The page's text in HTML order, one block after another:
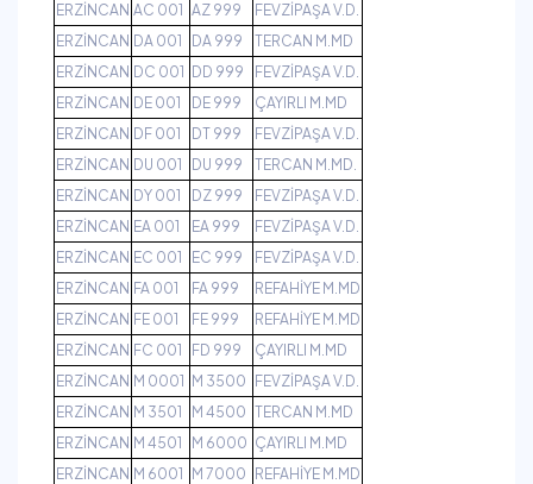
ERZİNCAN AC 001 AZ 999
FEVZİPAŞA V.D.
ERZİNCAN DA 001 DA 999
TERCAN M.MD
ERZİNCAN DC 001 DD 999
FEVZİPAŞA V.D.
ERZİNCAN DE 001 DE 999
ÇAYIRLI M.MD
ERZİNCAN DF 001 DT 999
FEVZİPAŞA V.D.
ERZİNCAN DU 001 DU 999
TERCAN M.MD.
ERZİNCAN DY 001 DZ 999
FEVZİPAŞA V.D.
ERZİNCAN EA 001 EA 999
FEVZİPAŞA V.D.
ERZİNCAN EC 001 EC 999
FEVZİPAŞA V.D.
ERZİNCAN FA 001 FA 999
REFAHİYE M.MD
ERZİNCAN FE 001 FE 999
REFAHİYE M.MD
ERZİNCAN FC 001 FD 999
ÇAYIRLI M.MD
ERZİNCAN M 0001 M 3500
FEVZİPAŞA V.D.
ERZİNCAN M 3501 M 4500 TERCAN M.MD
ERZİNCAN M 4501 M 6000 ÇAYIRLI M.MD
ERZİNCAN M 6001 M 7000
REFAHİYE M.MD